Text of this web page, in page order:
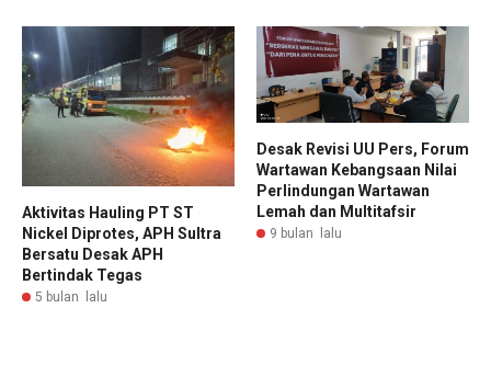
Aktivitas Hauling PT ST
Nickel Diprotes, APH Sultra
Bersatu Desak APH
Bertindak Tegas
5 bulan lalu
Desak Revisi UU Pers, Forum
Wartawan Kebangsaan Nilai
Perlindungan Wartawan
Lemah dan Multitafsir
9 bulan lalu